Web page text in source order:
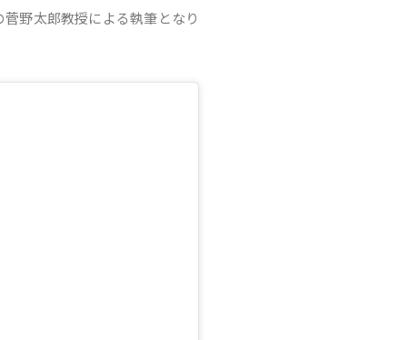
野太郎教授による執筆となり